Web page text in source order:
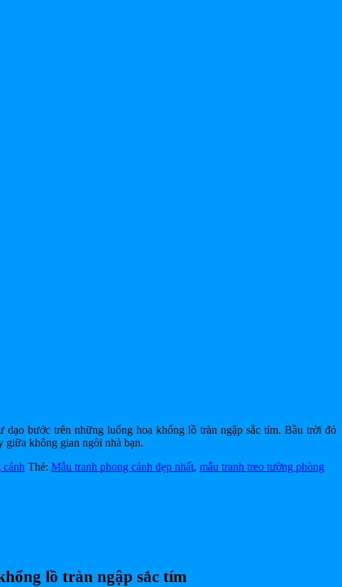
bước trên những luống hoa khổng lồ tràn ngập sắc tím. Bầu trời đỏ
giữa không gian ngôi nhà bạn.
cảnh Thẻ: Mẫu tranh phong cảnh đẹp nhất, mẫu tranh treo tường phòng
lồ tràn ngập sắc tím